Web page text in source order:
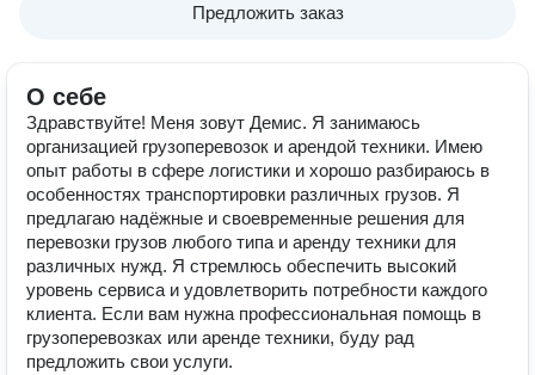
Предложить заказ
О себе
Здравствуйте! Меня зовут Демис. Я занимаюсь
организацией грузоперевозок и арендой техники. Имею
опыт работы в сфере логистики и хорошо разбираюсь в
особенностях транспортировки различных грузов. Я
предлагаю надёжные и своевременные решения для
перевозки грузов любого типа и аренду техники для
различных нужд. Я стремлюсь обеспечить высокий
уровень сервиса и удовлетворить потребности каждого
клиента. Если вам нужна профессиональная помощь в
грузоперевозках или аренде техники, буду рад
предложить свои услуги.